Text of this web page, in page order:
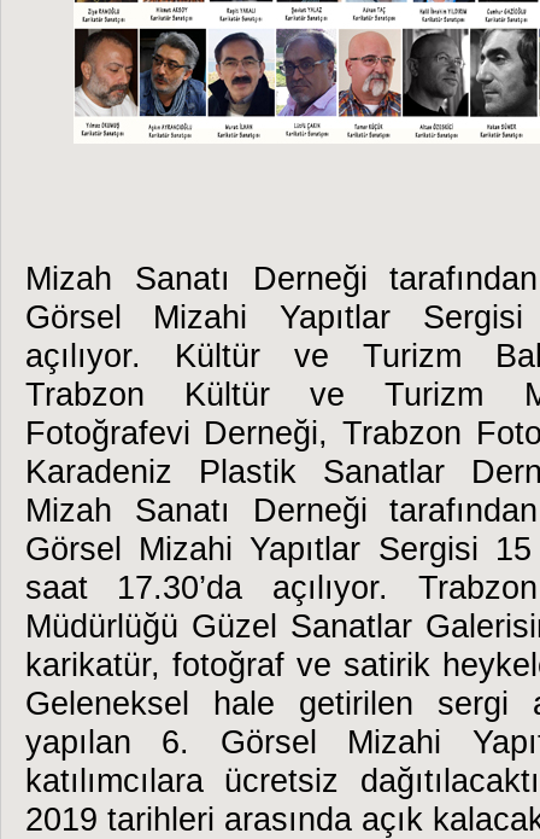
Mizah Sanatı Derneği
Görsel Mizahi Yapıtlar
açılıyor. Kültür ve Turizm
Trabzon Kültür ve Turizm
Fotoğrafevi Derneği, Trabzon
Karadeniz Plastik Sanatlar
Mizah Sanatı Derneği
Görsel Mizahi Yapıtlar Sergisi
saat 17.30’da açılıyor.
Müdürlüğü Güzel Sanatlar
karikatür, fotoğraf ve satirik
Geleneksel hale getirilen sergi
yapılan 6. Görsel Mizahi
katılımcılara ücretsiz
2019 tarihleri arasında açık